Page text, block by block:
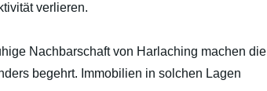
verlieren.
Nachbarschaft von Harlaching machen die
begehrt. Immobilien in solchen Lagen